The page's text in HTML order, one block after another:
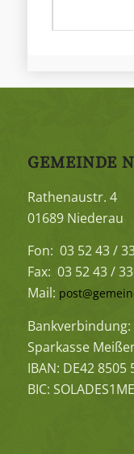
GEMEINDE
Rathenaustr. 4
01689 Niederau
Fon: 03 52 43 /
Fax: 03 52 43 /
Mail:
Bankverbindung:
Sparkasse
IBAN: DE42 8505
BIC: